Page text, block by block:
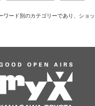
ード別のカテゴリーであり、ショ